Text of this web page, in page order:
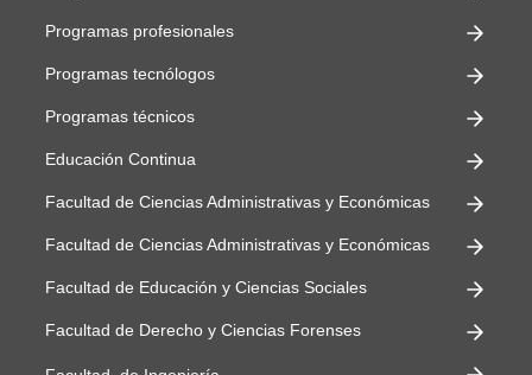
Programas profesionales
Programas tecnólogos
Programas técnicos
Educación Continua
Facultad de Ciencias Administrativas y Económicas
Facultad de Ciencias Administrativas y Económicas
Facultad de Educación y Ciencias Sociales
Facultad de Derecho y Ciencias Forenses